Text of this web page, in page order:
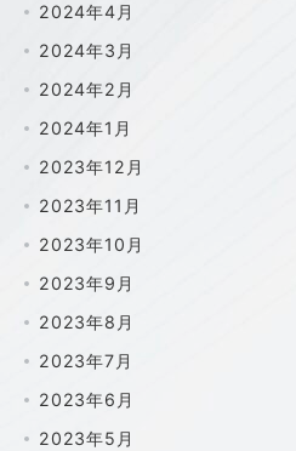
2024年4月
2024年3月
2024年2月
2024年1月
2023年12月
2023年11月
2023年10月
2023年9月
2023年8月
2023年7月
2023年6月
2023年5月